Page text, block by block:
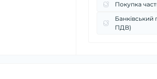
Покупка
Банківський
ПДВ)